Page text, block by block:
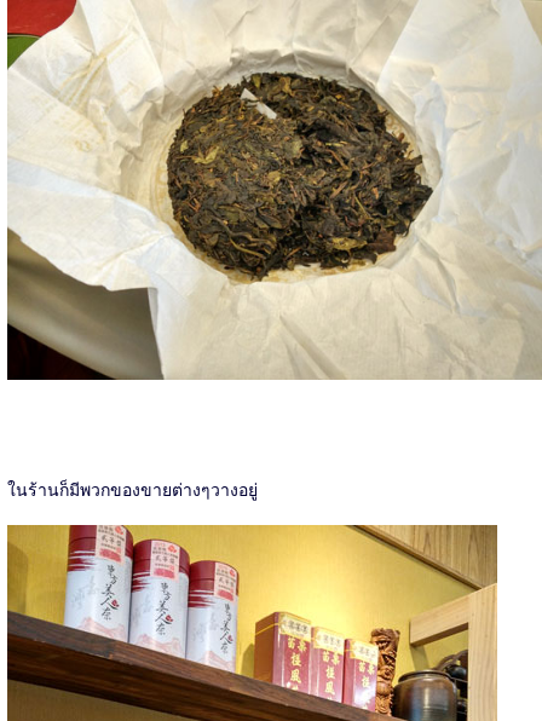
ในร้านก็มีพวกของขายต่างๆวางอยู่